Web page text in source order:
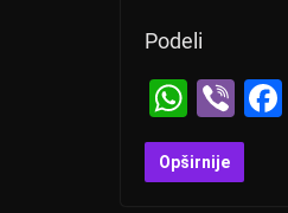
Podeli
W
h
at
Vi
b
er
Opširnije